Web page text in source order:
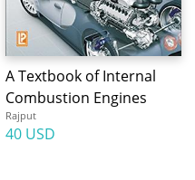
A Textbook of Internal
Combustion Engines
Rajput
40 USD